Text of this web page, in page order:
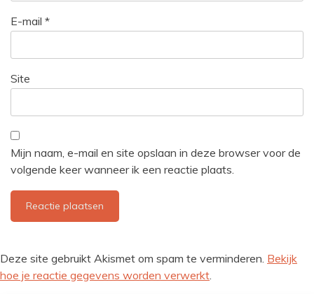
E-mail *
Site
Mijn naam, e-mail en site opslaan in deze browser voor de
volgende keer wanneer ik een reactie plaats.
Deze site gebruikt Akismet om spam te verminderen. Bekijk
hoe je reactie gegevens worden verwerkt